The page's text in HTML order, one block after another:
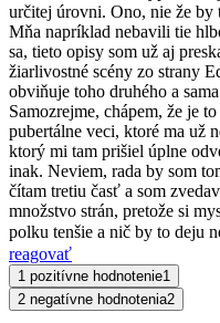
určitej úrovni. Ono, nie že by
Mňa napríklad nebavili tie
sa, tieto opisy som už aj
žiarlivostné scény zo strany
obviňuje toho druhého a
Samozrejme, chápem, že je
pubertálne veci, ktoré ma už
ktorý mi tam prišiel úplne
inak. Neviem, rada by som
čítam tretiu časť a som
množstvo strán, pretože si
polku tenšie a nič by to deju
reagovať
1 pozitívne hodnotenie1
2 negatívne hodnotenia2